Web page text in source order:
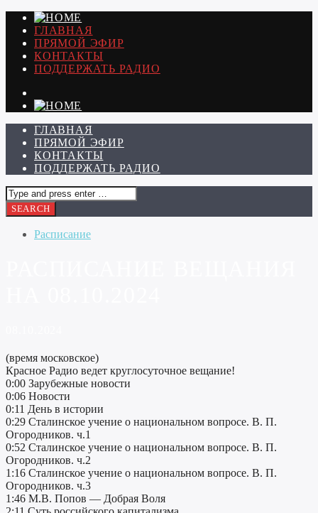
ГЛАВНАЯ
ПРЯМОЙ ЭФИР
КОНТАКТЫ
ПОДДЕРЖАТЬ РАДИО
ГЛАВНАЯ
ПРЯМОЙ ЭФИР
КОНТАКТЫ
ПОДДЕРЖАТЬ РАДИО
Расписание
(время московское)
Красное Радио ведет круглосуточное вещание!
0:00 Зарубежные новости
0:06 Новости
0:11 День в истории
0:29 Сталинское учение о национальном вопросе. В. П.
Огородников. ч.1
0:52 Сталинское учение о национальном вопросе. В. П.
Огородников. ч.2
1:16 Сталинское учение о национальном вопросе. В. П.
Огородников. ч.3
1:46 М.В. Попов — Добрая Воля